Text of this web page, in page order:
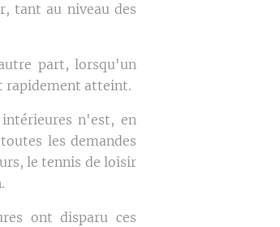
tant au niveau des
part, lorsqu'un
rapidement atteint.
n'est, en
les demandes
le tennis de loisir
ont disparu ces